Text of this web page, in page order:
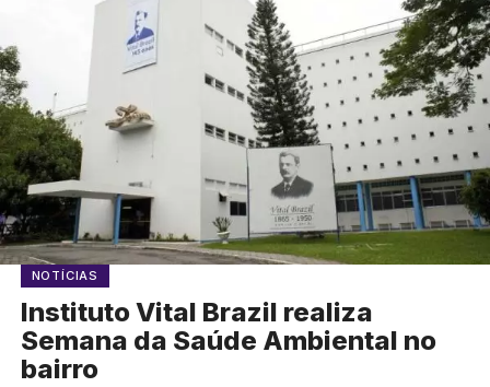
NOTÍCIAS
Instituto Vital Brazil realiza
Semana da Saúde Ambiental no
bairro